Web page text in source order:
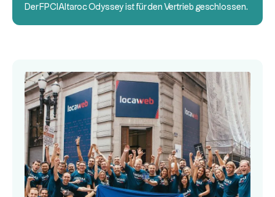
Der FPCI Altaroc Odyssey ist für den Vertrieb geschlossen.